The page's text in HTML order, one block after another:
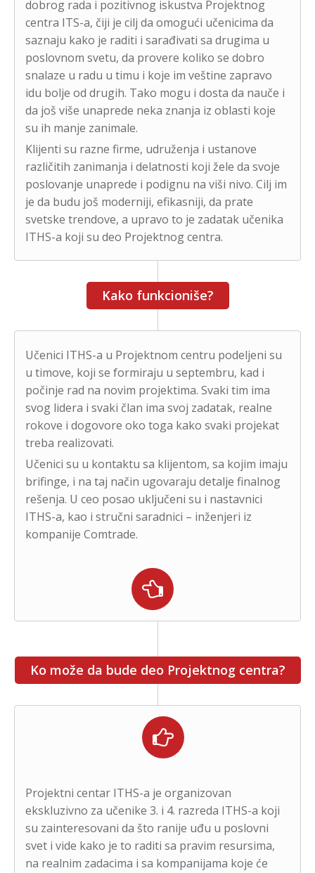
dobrog rada i pozitivnog iskustva Projektnog
centra ITS-a, čiji je cilj da omogući učenicima da
saznaju kako je raditi i sarađivati sa drugima u
poslovnom svetu, da provere koliko se dobro
snalaze u radu u timu i koje im veštine zapravo
idu bolje od drugih. Tako mogu i dosta da nauče i
da još više unaprede neka znanja iz oblasti koje
su ih manje zanimale.
Klijenti su razne firme, udruženja i ustanove
različitih zanimanja i delatnosti koji žele da svoje
poslovanje unaprede i podignu na viši nivo. Cilj im
je da budu još moderniji, efikasniji, da prate
svetske trendove, a upravo to je zadatak učenika
ITHS-a koji su deo Projektnog centra.
Kako funkcioniše?
Učenici ITHS-a u Projektnom centru podeljeni su
u timove, koji se formiraju u septembru, kad i
počinje rad na novim projektima. Svaki tim ima
svog lidera i svaki član ima svoj zadatak, realne
rokove i dogovore oko toga kako svaki projekat
treba realizovati.
Učenici su u kontaktu sa klijentom, sa kojim imaju
brifinge, i na taj način ugovaraju detalje finalnog
rešenja. U ceo posao uključeni su i nastavnici
ITHS-a, kao i stručni saradnici – inženjeri iz
kompanije Comtrade.
Ko može da bude deo Projektnog centra?
Projektni centar ITHS-a je organizovan
ekskluzivno za učenike 3. i 4. razreda ITHS-a koji
su zainteresovani da što ranije uđu u poslovni
svet i vide kako je to raditi sa pravim resursima,
na realnim zadacima i sa kompanijama koje će